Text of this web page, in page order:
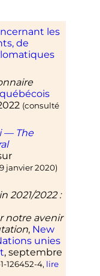
les
de
(consulté
— The
9 janvier 2020)
2021/2022 :
notre avenir
, New
unies
, septembre
126452-4, lire